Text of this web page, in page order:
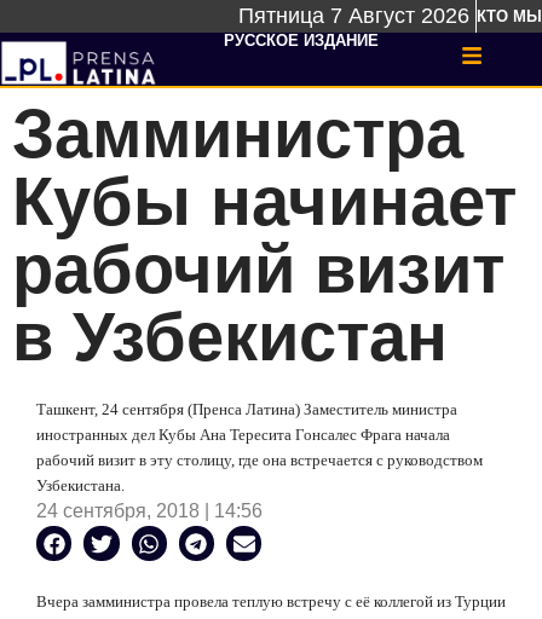
Пятница 7 Август 2026 КТО МЫ
РУССКОЕ ИЗДАНИЕ
Замминистра
Кубы начинает
рабочий визит
в Узбекистан
Ташкент, 24 сентября (Пренса Латина) Заместитель министра
иностранных дел Кубы Ана Тересита Гонсалес Фрага начала
рабочий визит в эту столицу, где она встречается с руководством
Узбекистана.
24 сентября, 2018 | 14:56
Вчера замминистра провела теплую встречу с её коллегой из Турции